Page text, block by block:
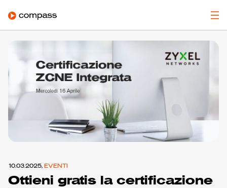
10.03.2025, EVENTI
Ottieni gratis la certificazione